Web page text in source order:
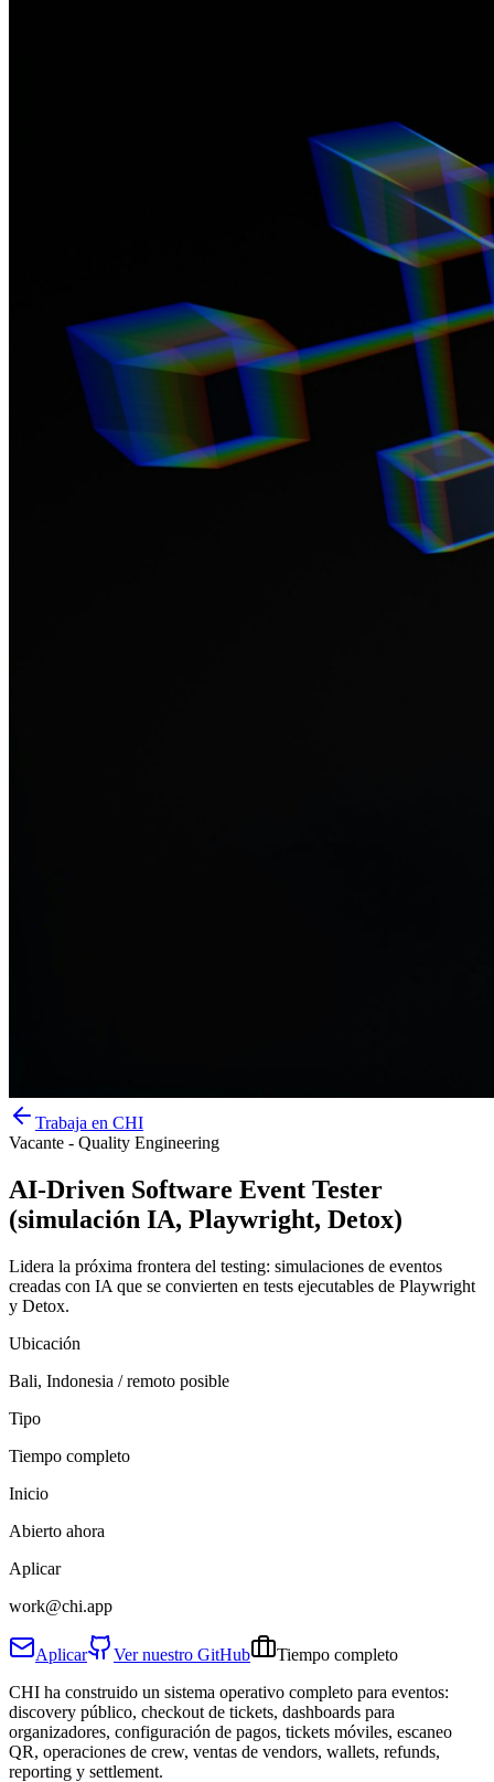
Trabaja en CHI
Vacante - Quality Engineering
AI-Driven Software Event Tester
(simulación IA, Playwright, Detox)
Lidera la próxima frontera del testing: simulaciones de eventos
creadas con IA que se convierten en tests ejecutables de Playwright
y Detox.
Ubicación
Bali, Indonesia / remoto posible
Tipo
Tiempo completo
Inicio
Abierto ahora
Aplicar
work@chi.app
Aplicar Ver nuestro GitHub
Tiempo completo
CHI ha construido un sistema operativo completo para eventos:
discovery público, checkout de tickets, dashboards para
organizadores, configuración de pagos, tickets móviles, escaneo
QR, operaciones de crew, ventas de vendors, wallets, refunds,
reporting y settlement.